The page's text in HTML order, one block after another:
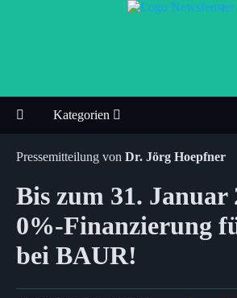
Kategorien
Pressemitteilung von Dr. Jörg Hoepfner
Bis zum 31. Januar
0%-Finanzierung
bei BAUR!